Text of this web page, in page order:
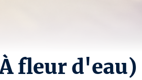
fleur d'eau)